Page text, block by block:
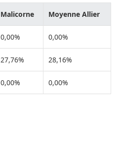
Malicorne Moyenne Allier
0,00% 0,00%
27,76% 28,16%
0,00% 0,00%